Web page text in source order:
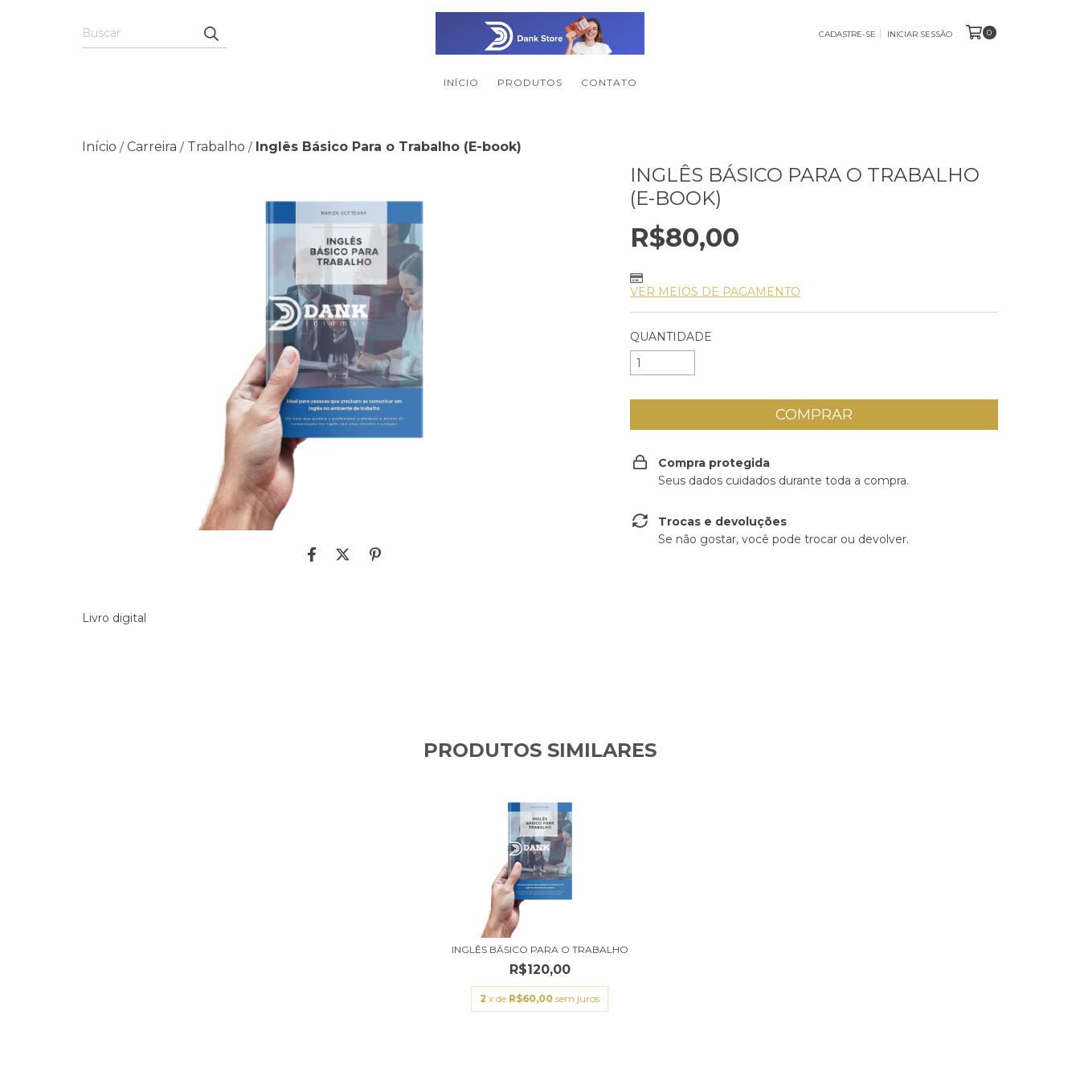
CADASTRE-SE INICIAR SESSÃO 0
INÍCIO PRODUTOS CONTATO
Início / Carreira / Trabalho / Inglês Básico Para o Trabalho (E-book)
Livro digital
INGLÊS BÁSICO PARA O TRABALHO
(E-BOOK)
R$80,00
VER MEIOS DE PAGAMENTO
QUANTIDADE
Compra protegida
Seus dados cuidados durante toda a compra.
Trocas e devoluções
Se não gostar, você pode trocar ou devolver.
PRODUTOS SIMILARES
INGLÊS BÁSICO PARA O TRABALHO
R$120,00
2 x de R$60,00 sem juros